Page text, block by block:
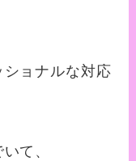
ョナルな対応
て、